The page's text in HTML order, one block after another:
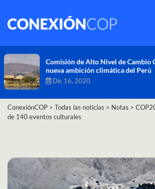
Comisión de Alto Nivel de Cambio
nueva ambición climática del Perú
Dic 16, 2020
ConexiónCOP > Todas las noticias > Notas >
de 140 eventos culturales